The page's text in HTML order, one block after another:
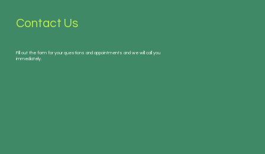
Contact Us
Fill out the form for your questions and appointments and we will call you
immediately.